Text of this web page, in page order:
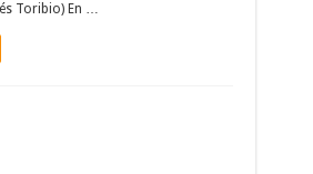
Toribio) En …